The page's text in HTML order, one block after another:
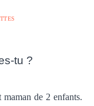
tu ?
maman de 2 enfants.